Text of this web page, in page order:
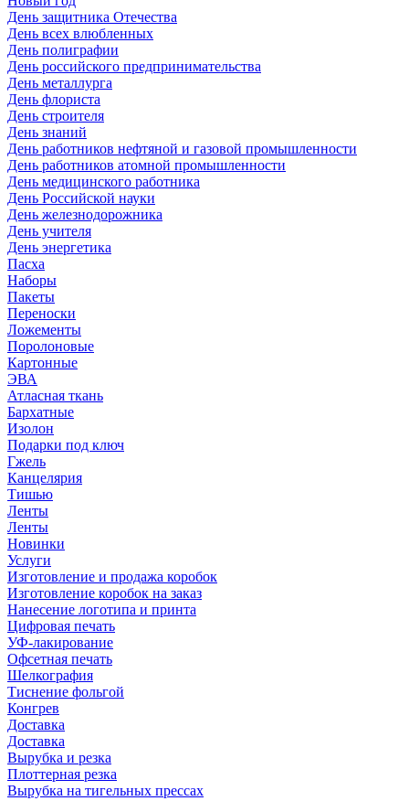
День защитника Отечества
День всех влюбленных
День полиграфии
День российского предпринимательства
День металлурга
День флориста
День строителя
День знаний
День работников нефтяной и газовой промышленности
День работников атомной промышленности
День медицинского работника
День Российской науки
День железнодорожника
День учителя
День энергетика
Пасха
Наборы
Пакеты
Переноски
Ложементы
Поролоновые
Картонные
ЭВА
Атласная ткань
Бархатные
Изолон
Подарки под ключ
Гжель
Канцелярия
Тишью
Ленты
Ленты
Новинки
Услуги
Изготовление и продажа коробок
Изготовление коробок на заказ
Нанесение логотипа и принта
Цифровая печать
УФ-лакирование
Офсетная печать
Шелкография
Тиснение фольгой
Конгрев
Доставка
Доставка
Вырубка и резка
Плоттерная резка
Вырубка на тигельных прессах